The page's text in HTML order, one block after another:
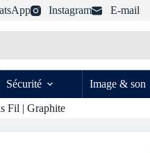
Instagram E-mail
Sécurité Image & son
Fil | Graphite